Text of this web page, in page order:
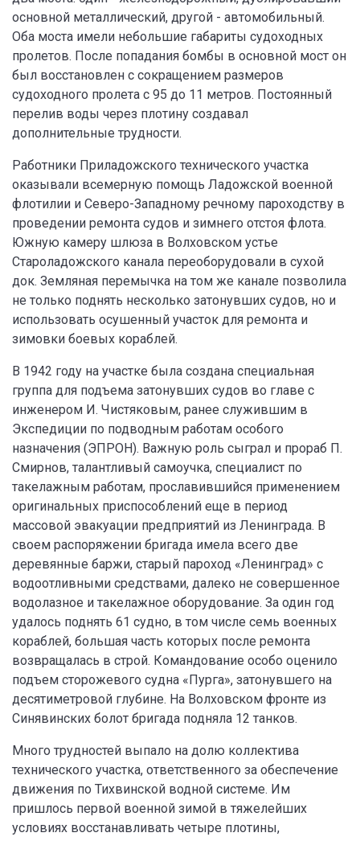
основной металлический, другой - автомобильный.
Оба моста имели небольшие габариты судоходных
пролетов. После попадания бомбы в основной мост он
был восстановлен с сокращением размеров
судоходного пролета с 95 до 11 метров. Постоянный
перелив воды через плотину создавал
дополнительные трудности.
Работники Приладожского технического участка
оказывали всемерную помощь Ладожской военной
флотилии и Северо-Западному речному пароходству в
проведении ремонта судов и зимнего отстоя флота.
Южную камеру шлюза в Волховском устье
Староладожского канала переоборудовали в сухой
док. Земляная перемычка на том же канале позволила
не только поднять несколько затонувших судов, но и
использовать осушенный участок для ремонта и
зимовки боевых кораблей.
В 1942 году на участке была создана специальная
группа для подъема затонувших судов во главе с
инженером И. Чистяковым, ранее служившим в
Экспедиции по подводным работам особого
назначения (ЭПРОН). Важную роль сыграл и прораб П.
Смирнов, талантливый самоучка, специалист по
такелажным работам, прославившийся применением
оригинальных приспособлений еще в период
массовой эвакуации предприятий из Ленинграда. В
своем распоряжении бригада имела всего две
деревянные баржи, старый пароход «Ленинград» с
водоотливными средствами, далеко не совершенное
водолазное и такелажное оборудование. За один год
удалось поднять 61 судно, в том числе семь военных
кораблей, большая часть которых после ремонта
возвращалась в строй. Командование особо оценило
подъем сторожевого судна «Пурга», затонувшего на
десятиметровой глубине. На Волховском фронте из
Синявинских болот бригада подняла 12 танков.
Много трудностей выпало на долю коллектива
технического участка, ответственного за обеспечение
движения по Тихвинской водной системе. Им
пришлось первой военной зимой в тяжелейших
условиях восстанавливать четыре плотины,